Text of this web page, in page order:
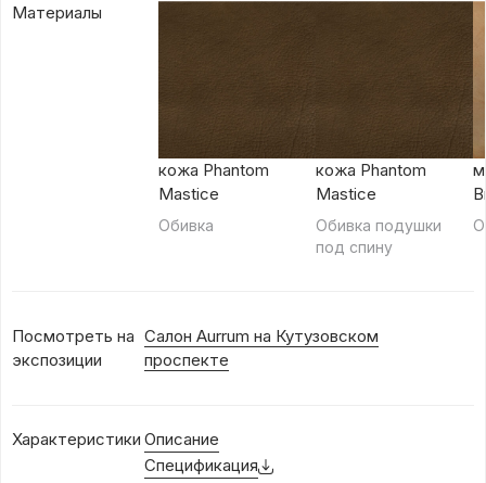
Материалы
кожа Phantom
Mastice
Обивка
кожа Phantom
Mastice
Обивка подушки
под спину
Посмотреть на
экспозиции
Салон Aurrum на Кутузовском
проспекте
Характеристики Описание
Спецификация